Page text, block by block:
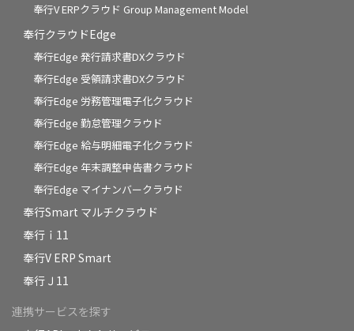
奉行V ERPクラウド Group Management Model
奉行クラウドEdge
奉行Edge 発行請求書DXクラウド
奉行Edge 受領請求書DXクラウド
奉行Edge 労務管理電子化クラウド
奉行Edge 勤怠管理クラウド
奉行Edge 給与明細電子化クラウド
奉行Edge 年末調整申告書クラウド
奉行Edge マイナンバークラウド
奉行Smart マルチクラウド
奉行ｉ11
奉行V ERP Smart
奉行Ｊ11
連携サービスを探す